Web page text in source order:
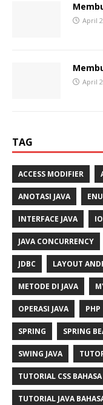
April
April
TAG
ACCESS MODIFIER
ANOTASI JAVA
INTERFACE JAVA
JAVA CONCURRENCY
JDBC LAYOUT
METODE DI JAVA
OPERASI JAVA PHP
SPRING SPRING
SWING JAVA
TUTORIAL CSS
TUTORIAL JAVA